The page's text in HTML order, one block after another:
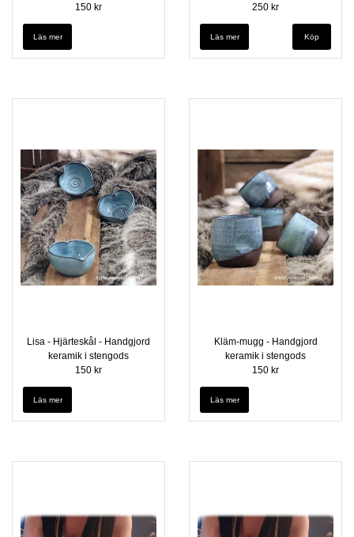
150 kr
Läs mer
250 kr
Läs mer
Lisa - Hjärteskål - Handgjord
keramik i stengods
150 kr
Läs mer
Kläm-mugg - Handgjord
keramik i stengods
150 kr
Läs mer